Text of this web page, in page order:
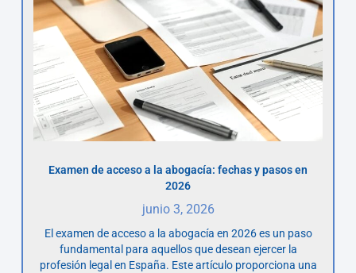
Examen de acceso a la abogacía: fechas y pasos en
2026
junio 3, 2026
El examen de acceso a la abogacía en 2026 es un paso
fundamental para aquellos que desean ejercer la
profesión legal en España. Este artículo proporciona una